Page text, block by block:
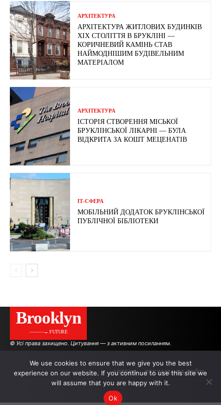
АРХІТЕКТУРА
АРХІТЕКТУРА ЖИТЛОВИХ БУДИНКІВ
ХІХ СТОЛІТТЯ В БРУКЛІНІ —
КОРИЧНЕВИЙ КАМІНЬ СТАВ
НАЙМОДНІШИМ БУДІВЕЛЬНИМ
МАТЕРІАЛОМ
АРХІТЕКТУРА
ІСТОРІЯ СТВОРЕННЯ МІСЬКОЇ
БРУКЛІНСЬКОЇ ЛІКАРНІ — БУЛА
ВІДКРИТА ЗА КОШТ МЕЦЕНАТІВ
ІТ-СФЕРА
МОБІЛЬНИЙ ДОДАТОК БРУКЛІНСЬКОЇ
ПУБЛІЧНОЇ БІБЛІОТЕКИ
Brooklyn
———→ FUTURE
© Усі права захищено. Цитування — з активним посиланням.
АВТОРИ РЕКЛАМА НА САЙТІ
We use cookies to ensure that we give you the best
experience on our website. If you continue to use this site we
will assume that you are happy with it.
Ok